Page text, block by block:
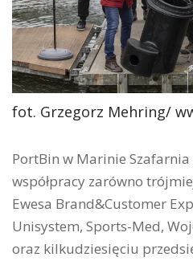
fot. Grzegorz Mehring/
PortBin w Marinie
współpracy zarówno
Ewesa Brand&Customer
Unisystem, Sports-Med,
oraz kilkudziesięciu